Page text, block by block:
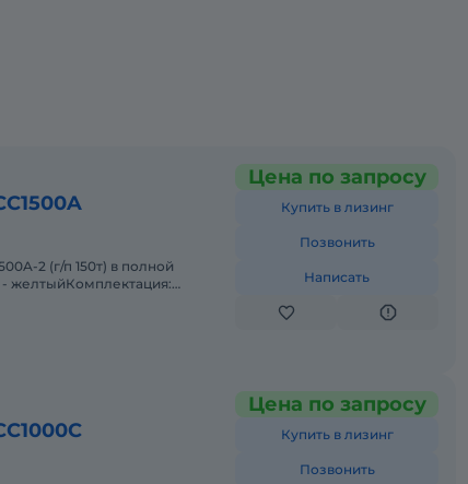
2 (г/п 150т) в полной
- желтыйКомплектация:
Цена по запросу
Купить в лизинг
Позвонить
Написать
Цена по запросу
Купить в лизинг
Позвонить